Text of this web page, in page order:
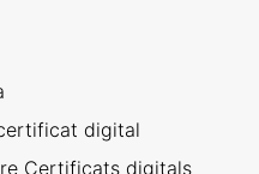
digital
Certificats digitals